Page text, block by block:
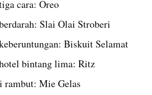
cara: Oreo
Slai Olai Stroberi
Biskuit Selamat
bintang lima: Ritz
rambut: Mie Gelas